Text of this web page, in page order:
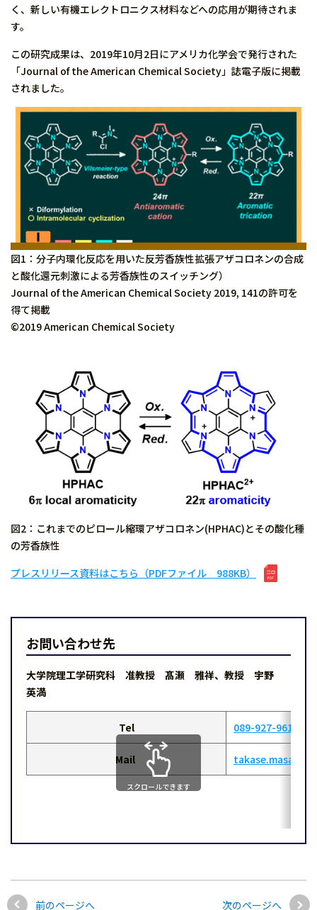
く、新しい有機エレクトロニクス材料などへの応用が期待されま
す。
この研究成果は、2019年10月2日にアメリカ化学会で発行された
「Journal of the American Chemical Society」誌電子版に掲載
されました。
図1：分子内環化反応を用いた反芳香族性拡張アザコロネンの合成
と酸化還元刺激による芳香族性のスイッチング）
Journal of the American Chemical Society 2019, 141の許可を
得て掲載
©2019 American Chemical Society
図2：これまでのピロール縮環アザコロネン(HPHAC)とその酸化種
の芳香族性
プレスリリース資料はこちら（PDFファイル 988KB）
お問い合わせ先
大学院理工学研究科 准教授 髙瀬 雅祥、教授 宇野
英満
Tel 089-927-9612
Mail
スクロールできます
前のページへ 次のページへ